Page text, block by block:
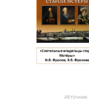
Источник: